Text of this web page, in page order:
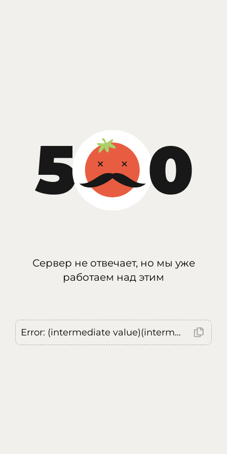
Сервер не отвечает, но мы уже
работаем над этим
Error: (intermediate value)(intermediate value)(intermediate value).replaceAll is not a function